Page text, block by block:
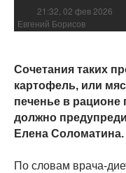
21:32, 02 фев 2026
Евгений Борисов
Сочетания таких
картофель, или
печенье в
должно
Елена Соломатина.
По словам врача-